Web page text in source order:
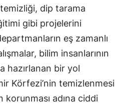
dip tarama
gibi projelerini
eş zamanlı
bilim insanlarının
hazırlanan bir yol
Körfezi’nin temizlenmesi
adına ciddi